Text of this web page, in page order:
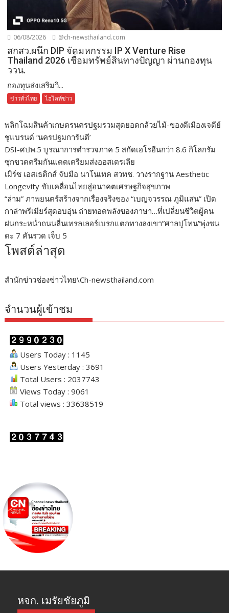
06/08/2026 @ch-newsthailand.com
สกสว.ผนึก DIP จัดมหกรรม IP X Venture Rise
Thailand 2026 เชื่อมทรัพย์สินทางปัญญา ผ่านกองทุน
ววน.
กองทุนส่งเสริมวิ...
ข่าวทั่วไทย ไฮไลท์ข่าว
พลิกโฉมสินค้าเกษตรนครปฐมรวมสุดยอดกล้วยไม้-ของดีเมืองเจดีย์
ชูแบรนด์ ‘นครปฐมการันตี’
DSI-ศปพ.5 บูรณาการตำรวจภาค 5 สกัดเฮโรอีนกว่า 8.6 กิโลกรัม
ซุกขวดครีมกันแดดเตรียมส่งออสเตรเลีย
เมิร์ซ เอสเธติกส์ จับมือ นาโนเทค สวทช. วางรากฐาน Aesthetic
Longevity ขับเคลื่อนไทยสู่อนาคตเศรษฐกิจสุขภาพ
“ล่าม” ภาพยนตร์สร้างจากเรื่องจริงของ “เบญจวรรณ ภูมิแสน” เปิด
กาล่าพรีเมียร์สุดอบอุ่น ถ่ายทอดพลังของภาษา…ที่เปลี่ยนชีวิตผู้คน
ฝนกระหน่ำถนนลื่นเทรลเลอร์เบรกแตกทางลงเขา”ศาลปูโทน”พุ่งชน
ดะ 7 คันรวด เจ็บ 5
โพสต์ล่าสุด
สำนักข่าวช่องข่าวไทย\Ch-newsthailand.com
จำนวนผู้เข้าชม
Users Today : 1145
Users Yesterday : 3691
Total Users : 2037743
Views Today : 9061
Total views : 33638519
หจก. เมรัยชัยภูมิ